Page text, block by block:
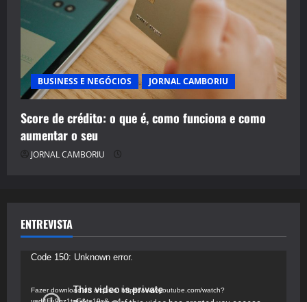
BUSINESS E NEGÓCIOS JORNAL CAMBORIU
Score de crédito: o que é, como funciona e como
aumentar o seu
JORNAL CAMBORIU
ENTREVISTA
Tocador
vídeo
Code 150: Unknown error.
Fazer download do arquivo: https://www.youtube.com/watch?